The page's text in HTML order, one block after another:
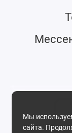
Мы
сайта.